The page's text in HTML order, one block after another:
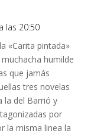
las 20:50
«Carita pintada»
humilde
que jamás
tres novelas
la del Barrió y
por
la misma linea la